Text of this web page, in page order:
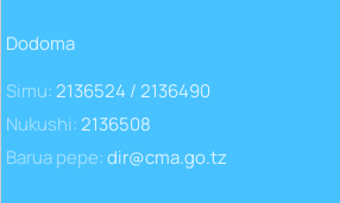
Dodoma
Simu:2136524 / 2136490
Nukushi:2136508
Barua pepe:dir@cma.go.tz